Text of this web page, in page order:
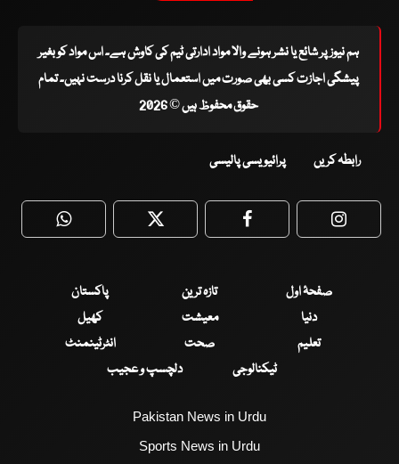
ہم نیوز پر شائع یا نشر ہونے والا مواد ادارتی ٹیم کی کاوش ہے۔ اس مواد کو بغیر
پیشگی اجازت کسی بھی صورت میں استعمال یا نقل کرنا درست نہیں۔ تمام
حقوق محفوظ ہیں © 2026
رابطہ کریں پرائیویسی پالیسی
WhatsApp Twitter Facebook
صفحۂ اول تازہ ترین
پاکستان
دنیا
معیشت
کھیل
تعلیم
صحت
انٹرٹینمنٹ
ٹیکنالوجی
دلچسپ و عجیب
Pakistan News in Urdu
Sports News in Urdu